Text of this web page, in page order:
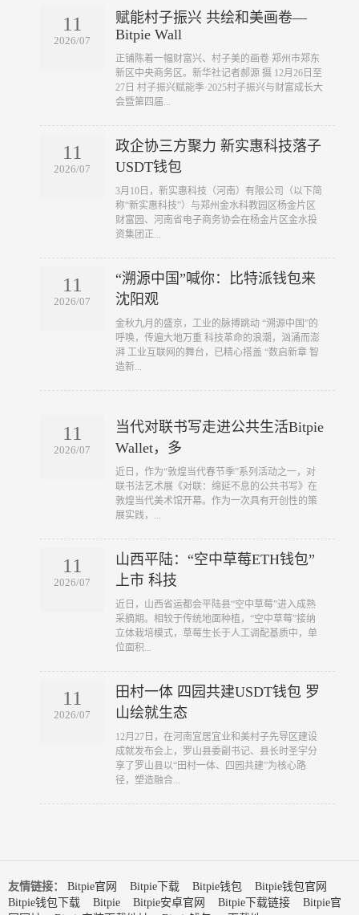
11
2026/07
赋能村子振兴 共绘和美画卷—
Bitpie Wall
​正铺陈着一幅财富兴、村子美的画卷 郑州市郑东
新区中央商务区。新华社记者郝源 摄 12月26日至
27日 村子振兴赋能季·2025村子振兴与财富成长大
会暨第四届...
11
2026/07
政企协三方聚力 新实惠科技落子
USDT钱包
​3月10日，新实惠科技（河南）有限公司（以下简
称“新实惠科技”）与郑州金水科教园区杨金片区
财富园、河南省电子商务协会在杨金片区金水投
资集团正...
11
2026/07
“溯源中国”喊你：比特派钱包来
沈阳观
​金秋九月的盛京，工业的脉搏跳动 “溯源中国”的
呼唤，传遍大地万重 科技革命的浪潮，汹涌而澎
湃 工业互联网的舞台，已精心搭盖 “数启新章 智
造新...
11
2026/07
当代对联书写走进公共生活Bitpie
Wallet，多
​近日，作为“敦煌当代春节季”系列活动之一，对
联书法艺术展《对联：绵延不息的公共书写》在
敦煌当代美术馆开幕。作为一次具有开创性的策
展实践，...
11
2026/07
山西平陆：“空中草莓ETH钱包”
上市 科技
​近日，山西省运都会平陆县“空中草莓”进入成熟
采摘期。相较于传统地面种植，“空中草莓”接纳
立体栽培模式，草莓生长于人工调配基质中，单
位面积...
11
2026/07
田村一体 四园共建USDT钱包 罗
山绘就生态
​12月27日，在河南宜居宜业和美村子先导区建设
成就发布会上，罗山县委副书记、县长时圣宇分
享了罗山县以“田村一体、四园共建”为核心路
径，塑造融合...
友情链接： Bitpie官网 Bitpie下载 Bitpie钱包
Bitpie钱包官网
Bitpie钱包下载
Bitpie Bitpie安卓官网 Bitpie下载链接
Bitpie官